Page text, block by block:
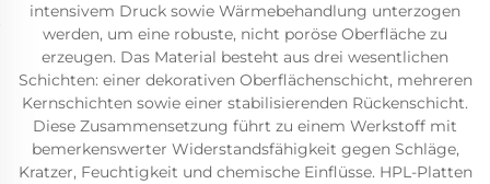
intensivem Druck sowie Wärmebehandlung unterzogen
werden, um eine robuste, nicht poröse Oberfläche zu
erzeugen. Das Material besteht aus drei wesentlichen
Schichten: einer dekorativen Oberflächenschicht, mehreren
Kernschichten sowie einer stabilisierenden Rückenschicht.
Diese Zusammensetzung führt zu einem Werkstoff mit
bemerkenswerter Widerstandsfähigkeit gegen Schläge,
Kratzer, Feuchtigkeit und chemische Einflüsse. HPL-Platten